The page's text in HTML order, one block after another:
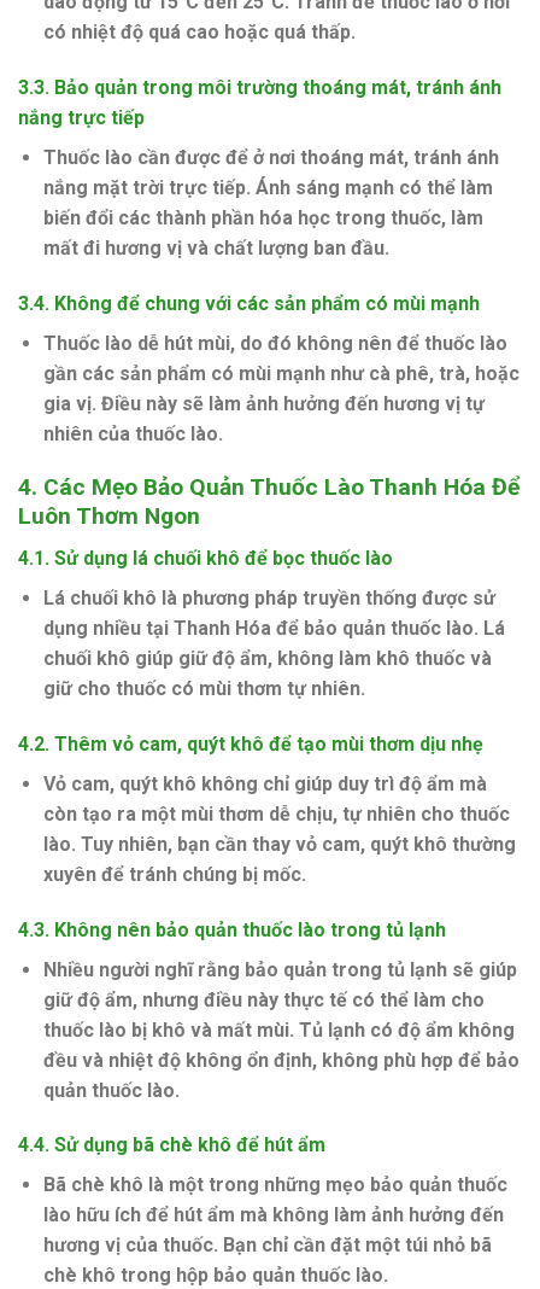
có nhiệt độ quá cao hoặc quá thấp.
3.3. Bảo quản trong môi trường thoáng mát, tránh ánh
nắng trực tiếp
Thuốc lào cần được để ở nơi thoáng mát, tránh ánh
nắng mặt trời trực tiếp. Ánh sáng mạnh có thể làm
biến đổi các thành phần hóa học trong thuốc, làm
mất đi hương vị và chất lượng ban đầu.
3.4. Không để chung với các sản phẩm có mùi mạnh
Thuốc lào dễ hút mùi, do đó không nên để thuốc lào
gần các sản phẩm có mùi mạnh như cà phê, trà, hoặc
gia vị. Điều này sẽ làm ảnh hưởng đến hương vị tự
nhiên của thuốc lào.
4. Các Mẹo Bảo Quản Thuốc Lào Thanh Hóa Để
Luôn Thơm Ngon
4.1. Sử dụng lá chuối khô để bọc thuốc lào
Lá chuối khô là phương pháp truyền thống được sử
dụng nhiều tại Thanh Hóa để bảo quản thuốc lào. Lá
chuối khô giúp giữ độ ẩm, không làm khô thuốc và
giữ cho thuốc có mùi thơm tự nhiên.
4.2. Thêm vỏ cam, quýt khô để tạo mùi thơm dịu nhẹ
Vỏ cam, quýt khô không chỉ giúp duy trì độ ẩm mà
còn tạo ra một mùi thơm dễ chịu, tự nhiên cho thuốc
lào. Tuy nhiên, bạn cần thay vỏ cam, quýt khô thường
xuyên để tránh chúng bị mốc.
4.3. Không nên bảo quản thuốc lào trong tủ lạnh
Nhiều người nghĩ rằng bảo quản trong tủ lạnh sẽ giúp
giữ độ ẩm, nhưng điều này thực tế có thể làm cho
thuốc lào bị khô và mất mùi. Tủ lạnh có độ ẩm không
đều và nhiệt độ không ổn định, không phù hợp để bảo
quản thuốc lào.
4.4. Sử dụng bã chè khô để hút ẩm
Bã chè khô là một trong những mẹo bảo quản thuốc
lào hữu ích để hút ẩm mà không làm ảnh hưởng đến
hương vị của thuốc. Bạn chỉ cần đặt một túi nhỏ bã
chè khô trong hộp bảo quản thuốc lào.